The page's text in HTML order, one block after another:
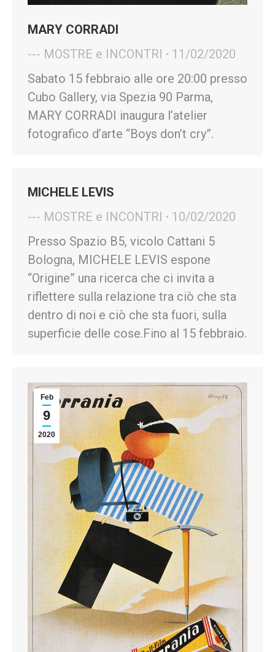
MARY CORRADI
--- MOSTRE e INCONTRI
11/02/2020
Sabato 15 febbraio alle ore 20:00 presso
Cubo Gallery, via Spezia 90 Parma,
MARY CORRADI inaugura l’atelier
fotografico d’arte “Boys don’t cry”.
MICHELE LEVIS
--- MOSTRE e INCONTRI
10/02/2020
Presso Spazio B5, vicolo Cattani 5
Bologna, MICHELE LEVIS espone
“Origine” una ricerca che ci invita a
riflettere sulla relazione tra ciò che sta
dentro di noi e ciò che sta fuori, sulla
superficie delle cose.Fino al 15 febbraio.
Feb
9
2020